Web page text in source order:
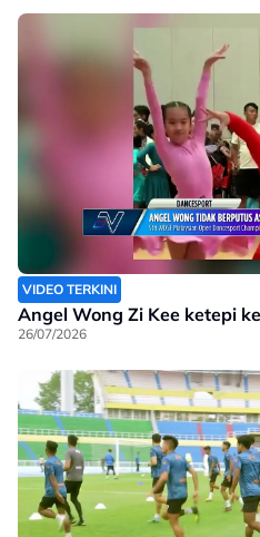
VIDEO TERKINI
Angel Wong Zi Kee ketepi
26/07/2026